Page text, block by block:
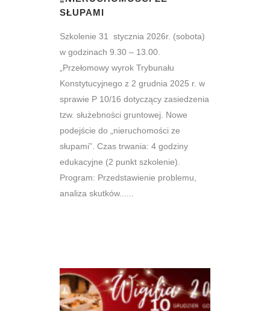
SŁUPAMI
Szkolenie 31 stycznia 2026r. (sobota)
w godzinach 9.30 – 13.00.
„Przełomowy wyrok Trybunału
Konstytucyjnego z 2 grudnia 2025 r. w
sprawie P 10/16 dotyczący zasiedzenia
tzw. służebności gruntowej. Nowe
podejście do „nieruchomości ze
słupami”. Czas trwania: 4 godziny
edukacyjne (2 punkt szkolenie).
Program: Przedstawienie problemu,
analiza skutków......